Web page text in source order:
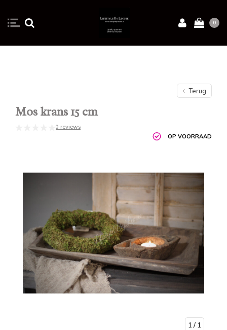
0
Terug
Mos krans 15 cm
0 reviews
OP VOORRAAD
1 / 1